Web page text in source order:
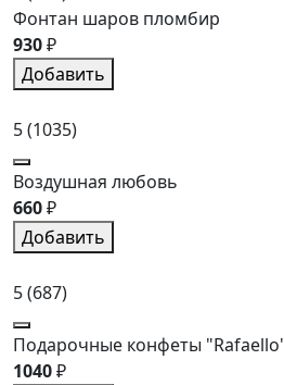
Фонтан шаров пломбир
930₽
Добавить
5(1035)
Воздушная любовь
660₽
Добавить
5(687)
Подарочные конфеты
1040₽